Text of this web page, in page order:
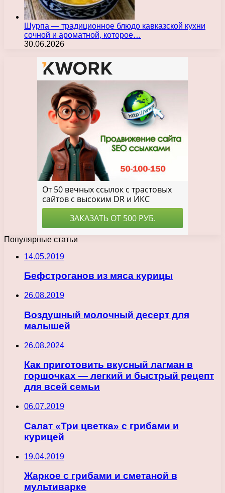
Шурпа — традиционное блюдо кавказской кухни
сочной и ароматной, которое…
30.06.2026
Популярные статьи
14.05.2019
Бефстроганов из мяса курицы
26.08.2019
Воздушный молочный десерт для
малышей
26.08.2024
Как приготовить вкусный лагман в
горшочках — легкий и быстрый рецепт
для всей семьи
06.07.2019
Салат «Три цветка» с грибами и
курицей
19.04.2019
Жаркое с грибами и сметаной в
мультиварке